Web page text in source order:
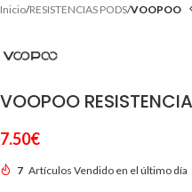
Inicio RESISTENCIAS PODS VOOPOO
VOOPOO
7.50€
7 Artículos Vendido en el último día